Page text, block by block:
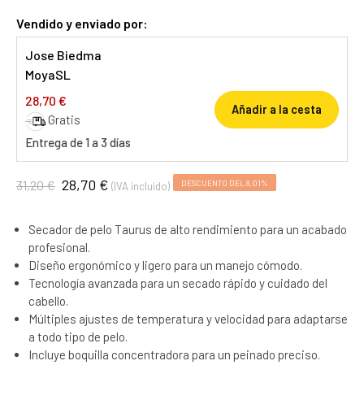
Vendido y enviado por:
Jose Biedma
MoyaSL
28,70 €
Gratis
Entrega de 1 a 3 días
Añadir a la cesta
31,20 € 28,70 € (IVA incluido) DESCUENTO DEL 8,01%
Secador de pelo Taurus de alto rendimiento para un acabado
profesional.
Diseño ergonómico y ligero para un manejo cómodo.
Tecnología avanzada para un secado rápido y cuidado del
cabello.
Múltiples ajustes de temperatura y velocidad para adaptarse
a todo tipo de pelo.
Incluye boquilla concentradora para un peinado preciso.